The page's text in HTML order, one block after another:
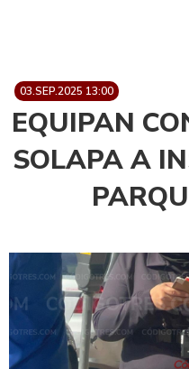
03.SEP.2025 13:00
EQUIPAN
SOLAPA A